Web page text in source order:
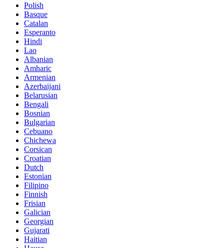
Polish
Basque
Catalan
Esperanto
Hindi
Lao
Albanian
Amharic
Armenian
Azerbaijani
Belarusian
Bengali
Bosnian
Bulgarian
Cebuano
Chichewa
Corsican
Croatian
Dutch
Estonian
Filipino
Finnish
Frisian
Galician
Georgian
Gujarati
Haitian